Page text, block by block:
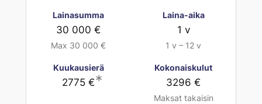
Lainasumma
30 000 €
Max 30 000 €
Laina-aika
1 v
1 v – 12 v
Kuukausierä
2775 €∗
Kokonaiskulut
3296 €
Maksat takaisin